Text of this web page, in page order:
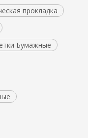
прокладка
Бумажные